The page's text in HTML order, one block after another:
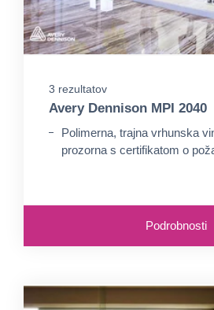
3 rezultatov
Avery Dennison MPI 2040
Polimerna, trajna vrhunska
prozorna s certifikatom o
Podrobnosti